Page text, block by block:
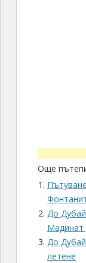
Още
До
До
летене